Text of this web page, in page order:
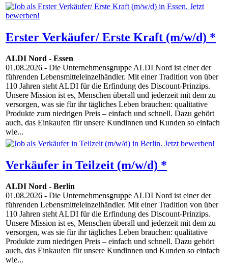
Erster Verkäufer/ Erste Kraft (m/w/d) *
ALDI Nord - Essen
01.08.2026 - Die Unternehmensgruppe ALDI Nord ist einer der
führenden Lebensmitteleinzelhändler. Mit einer Tradition von über
110 Jahren steht ALDI für die Erfindung des Discount-Prinzips.
Unsere Mission ist es, Menschen überall und jederzeit mit dem zu
versorgen, was sie für ihr tägliches Leben brauchen: qualitative
Produkte zum niedrigen Preis – einfach und schnell. Dazu gehört
auch, das Einkaufen für unsere Kundinnen und Kunden so einfach
wie...
Verkäufer in Teilzeit (m/w/d) *
ALDI Nord - Berlin
01.08.2026 - Die Unternehmensgruppe ALDI Nord ist einer der
führenden Lebensmitteleinzelhändler. Mit einer Tradition von über
110 Jahren steht ALDI für die Erfindung des Discount-Prinzips.
Unsere Mission ist es, Menschen überall und jederzeit mit dem zu
versorgen, was sie für ihr tägliches Leben brauchen: qualitative
Produkte zum niedrigen Preis – einfach und schnell. Dazu gehört
auch, das Einkaufen für unsere Kundinnen und Kunden so einfach
wie...